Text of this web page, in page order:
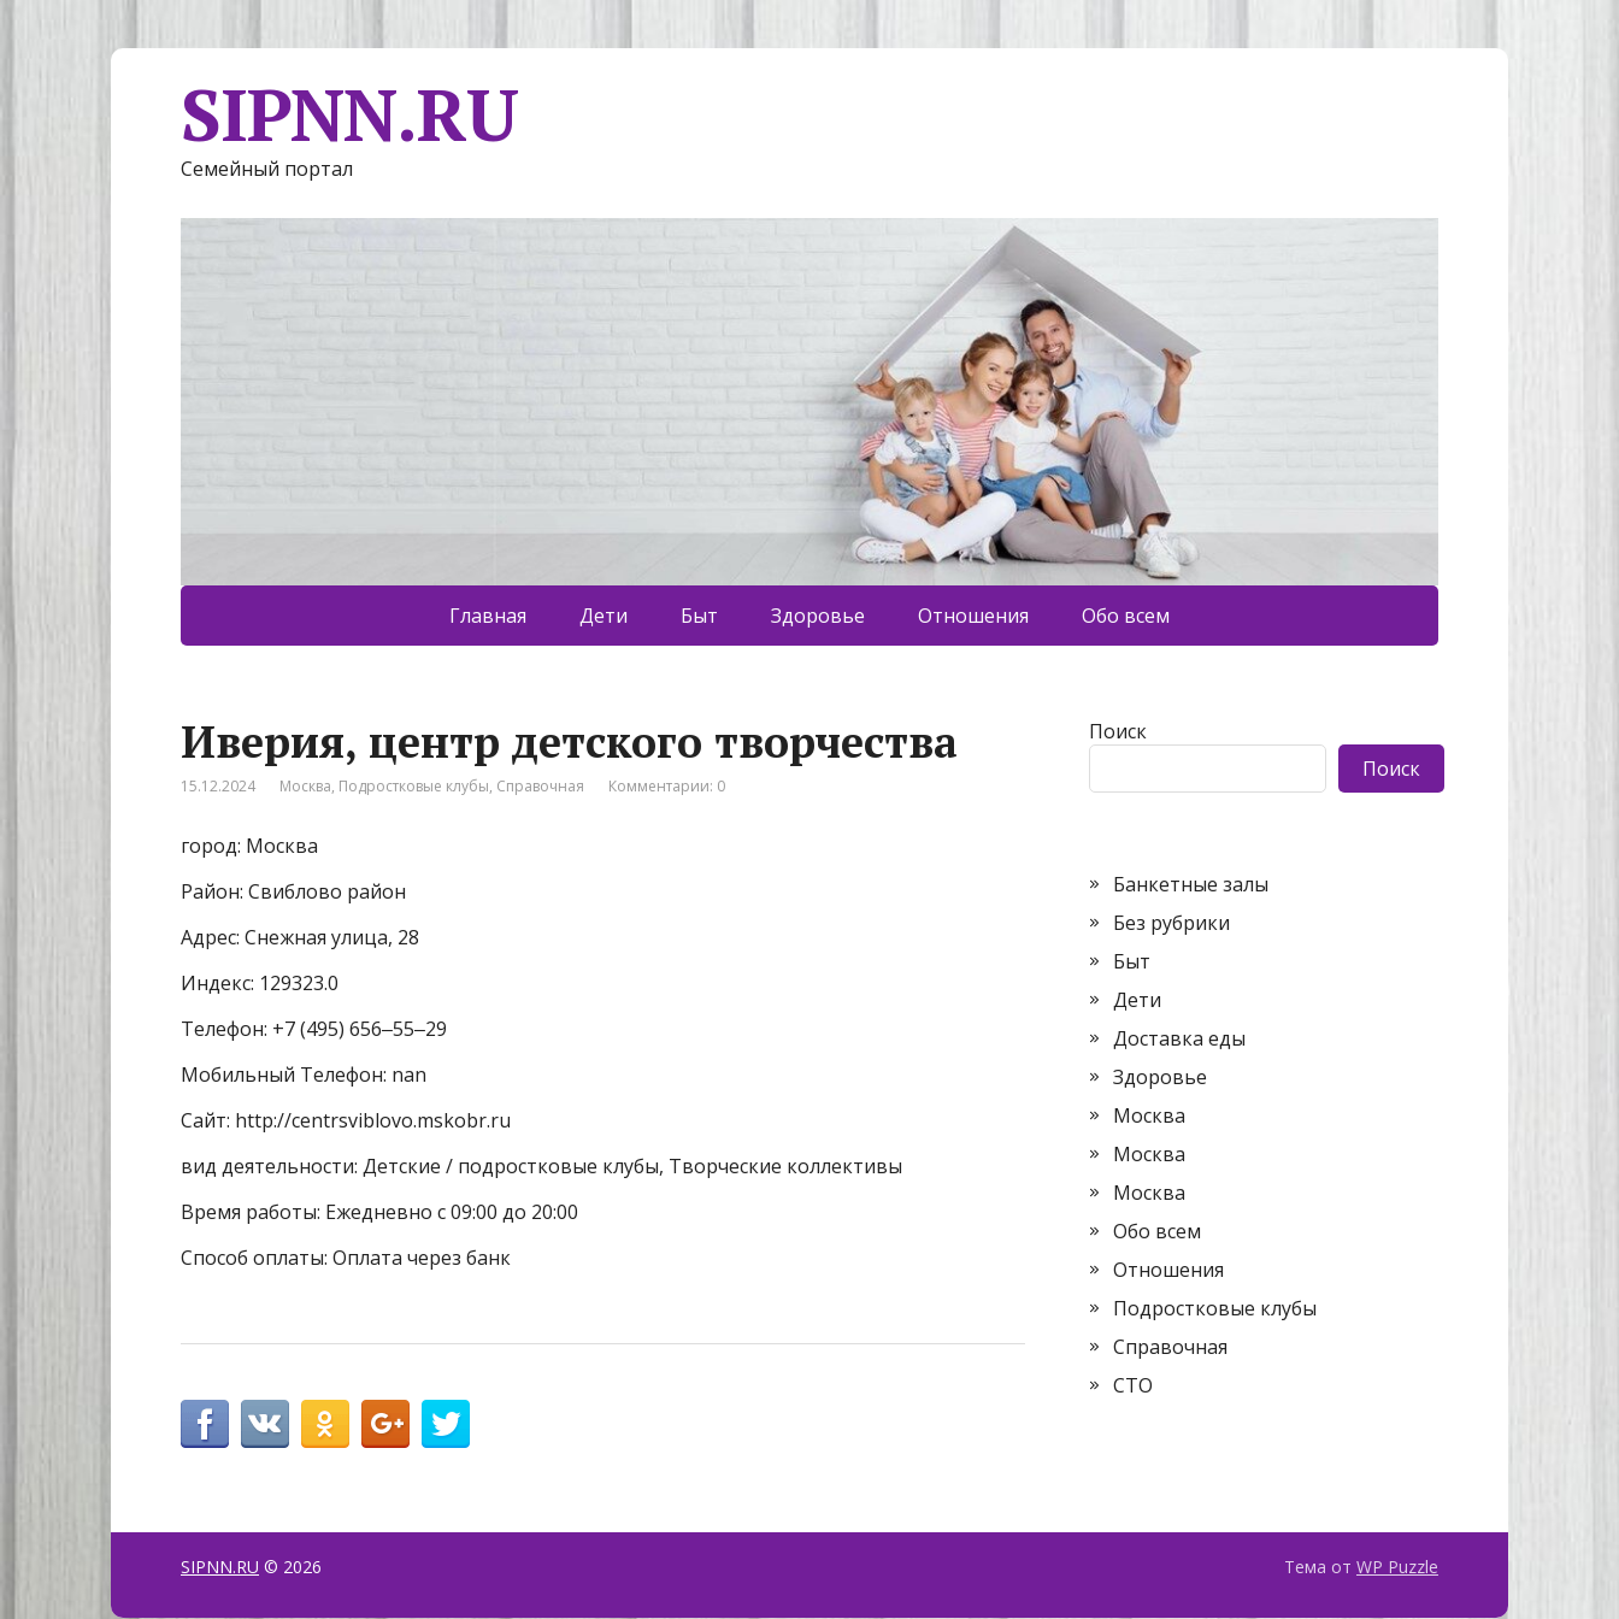
SIPNN.RU
Семейный портал
Главная Дети Быт Здоровье Отношения Обо всем
Иверия, центр детского творчества
15.12.2024 Москва, Подростковые клубы, Справочная Комментарии: 0
город: Москва
Район: Свиблово район
Адрес: Снежная улица, 28
Индекс: 129323.0
Телефон: +7 (495) 656‒55‒29
Мобильный Телефон: nan
Сайт: http://centrsviblovo.mskobr.ru
вид деятельности: Детские / подростковые клубы, Творческие коллективы
Время работы: Ежедневно с 09:00 до 20:00
Способ оплаты: Оплата через банк
Поиск
Поиск
Банкетные залы
Без рубрики
Быт
Дети
Доставка еды
Здоровье
Москва
Москва
Москва
Обо всем
Отношения
Подростковые клубы
Справочная
СТО
SIPNN.RU © 2026 Тема от WP Puzzle